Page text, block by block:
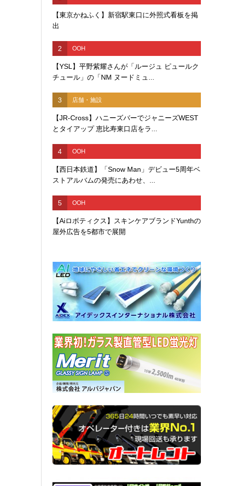
【東京かねふく】新宿駅東口に外照式看板を掲
出
2 OOH
【YSL】平野紫耀さんが「ルージュ ピュールク
チュール」の「NM ヌードミュ...
3 店舗・施設
【JR-Cross】ハニーズバーでジャニーズWEST
とタイアップ 恵比寿東口店をラ...
4 OOH
【西日本鉄道】「Snow Man」デビュー5周年ベ
ストアルバムの発売にあわせ、...
5 OOH
【Aiロボティクス】スキンケアブランドYunthの
屋外広告を5都市で展開